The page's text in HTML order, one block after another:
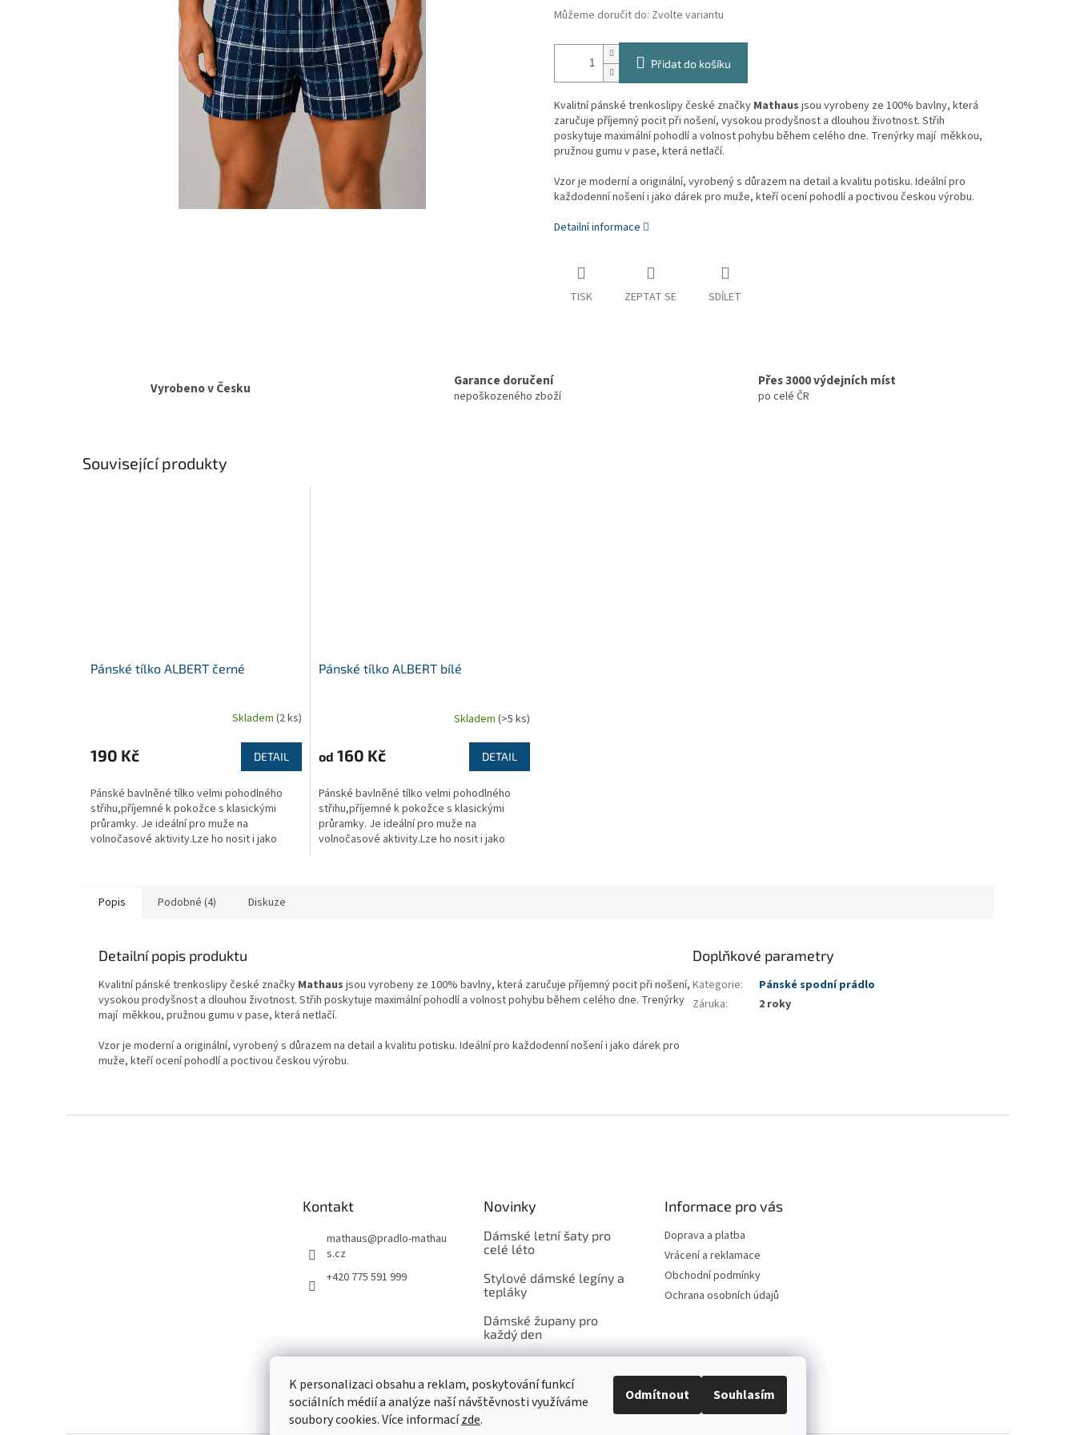
K personalizaci obsahu a reklam, poskytování funkcí
sociálních médií a analýze naší návštěvnosti využíváme
soubory cookies. Více informacízde.
Odmítnout Souhlasím
Můžeme doručit do: Zvolte variantu
Přidat do košíku
Kvalitní pánské trenkoslipy české značky Mathaus jsou vyrobeny ze 100% bavlny, která
zaručuje příjemný pocit při nošení, vysokou prodyšnost a dlouhou životnost. Střih
poskytuje maximální pohodlí a volnost pohybu během celého dne. Trenýrky mají měkkou,
pružnou gumu v pase, která netlačí.
Vzor je moderní a originální, vyrobený s důrazem na detail a kvalitu potisku. Ideální pro
každodenní nošení i jako dárek pro muže, kteří ocení pohodlí a poctivou českou výrobu.
Detailní informace
TISK ZEPTAT SE SDÍLET
Vyrobeno v Česku Garance doručení
nepoškozeného zboží
Přes 3000 výdejních míst
po celé ČR
Související produkty
Pánské tílko ALBERT černé
Skladem (2 ks)
190 Kč DETAIL
Pánské bavlněné tílko velmi pohodlného
střihu,příjemné k pokožce s klasickými
průramky. Je ideální pro muže na
volnočasové aktivity.Lze ho nosit i jako
Pánské tílko ALBERT bílé
Skladem (>5 ks)
od 160 Kč DETAIL
Pánské bavlněné tílko velmi pohodlného
střihu,příjemné k pokožce s klasickými
průramky. Je ideální pro muže na
volnočasové aktivity.Lze ho nosit i jako
Popis Podobné (4) Diskuze
Detailní popis produktu
Kvalitní pánské trenkoslipy české značky Mathaus jsou vyrobeny ze 100% bavlny, která zaručuje příjemný pocit při nošení,
vysokou prodyšnost a dlouhou životnost. Střih poskytuje maximální pohodlí a volnost pohybu během celého dne. Trenýrky
mají měkkou, pružnou gumu v pase, která netlačí.
Vzor je moderní a originální, vyrobený s důrazem na detail a kvalitu potisku. Ideální pro každodenní nošení i jako dárek pro
muže, kteří ocení pohodlí a poctivou českou výrobu.
Doplňkové parametry
Kategorie:
Pánské spodní prádlo
Záruka: 2 roky
Kontakt
mathaus@pradlo-mathau
s.cz
+420 775 591 999
Novinky
Dámské letní šaty pro
celé léto
Stylové dámské legíny a
tepláky
Dámské župany pro
každý den
Informace pro vás
Doprava a platba
Vrácení a reklamace
Obchodní podmínky
Ochrana osobních údajů